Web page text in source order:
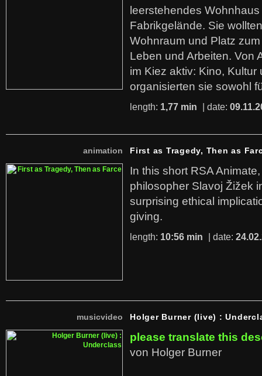
leerstehendes
Fabrikgelände. Sie
Wohnraum und Platz
Leben und Arbeiten. Von
im Kiez aktiv: Kino,
organisierten sie sowohl
length: 1,77 min | date:
animation First as Tragedy, Then as
In this short RSA
philosopher Slavoj Žižek
surprising ethical
giving.
length: 10:56 min | date:
musicvideo Holger Burner (live) :
please translate this
von Holger Burner